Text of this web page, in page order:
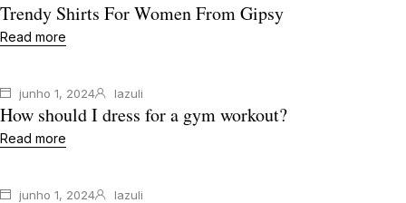
Trendy Shirts For Women From Gipsy
Read more
junho 1, 2024 lazuli
How should I dress for a gym workout?
Read more
junho 1, 2024 lazuli